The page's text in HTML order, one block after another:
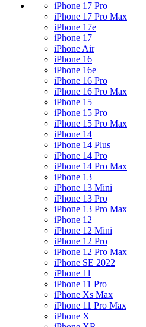
iPhone 17 Pro
iPhone 17 Pro Max
iPhone 17e
iPhone 17
iPhone Air
iPhone 16
iPhone 16e
iPhone 16 Pro
iPhone 16 Pro Max
iPhone 15
iPhone 15 Pro
iPhone 15 Pro Max
iPhone 14
iPhone 14 Plus
iPhone 14 Pro
iPhone 14 Pro Max
iPhone 13
iPhone 13 Mini
iPhone 13 Pro
iPhone 13 Pro Max
iPhone 12
iPhone 12 Mini
iPhone 12 Pro
iPhone 12 Pro Max
iPhone SE 2022
iPhone 11
iPhone 11 Pro
iPhone Xs Max
iPhone 11 Pro Max
iPhone X